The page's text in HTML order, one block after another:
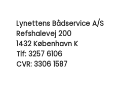
Lynettens Bådservice A/S
Refshalevej 200
1432 København K
Tlf: 3257 6106
CVR: 3306 1587